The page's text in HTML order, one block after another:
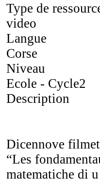
Type de
video
Langue
Corse
Niveau
Ecole - Cycle2
Description
Dicennove
“Les
matematiche di